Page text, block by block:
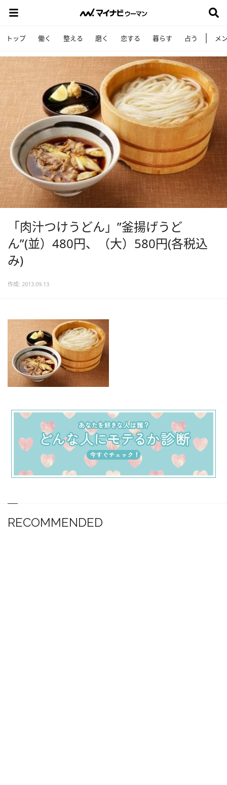
トップ 働く 整える 磨く 恋する 暮らす 占う メ
「肉汁つけうどん」”釜揚げうど
ん”(並）480円、（大）580円(各税込
み)
作成: 2013.09.13
RECOMMENDED